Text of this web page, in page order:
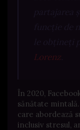
Lorenz
În 2020,
sănătate
care abordează
inclusiv stresul,